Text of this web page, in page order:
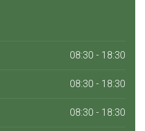
08:30 - 18:30
08:30 - 18:30
08:30 - 18:30